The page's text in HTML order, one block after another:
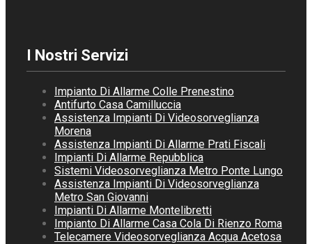
I Nostri Servizi
Impianto Di Allarme Colle Prenestino
Antifurto Casa Camilluccia
Assistenza Impianti Di Videosorveglianza
Morena
Assistenza Impianti Di Allarme Prati Fiscali
Impianti Di Allarme Repubblica
Sistemi Videosorveglianza Metro Ponte Lungo
Assistenza Impianti Di Videosorveglianza
Metro San Giovanni
Impianti Di Allarme Montelibretti
Impianto Di Allarme Casa Cola Di Rienzo Roma
Telecamere Videosorveglianza Acqua Acetosa